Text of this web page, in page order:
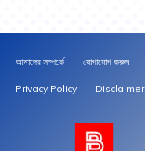
আমাদের সম্পর্কে যোগাযোগ করুন
Privacy Policy Disclaimer